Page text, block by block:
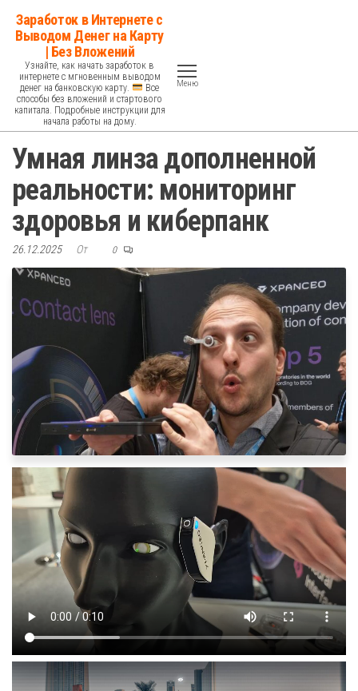
Перейти
содержимому
Заработок в Интернете с
Выводом Денег на Карту
| Без Вложений
Узнайте, как начать заработок в
интернете с мгновенным выводом
денег на банковскую карту.
Все
способы без вложений и стартового
капитала. Подробные инструкции для
начала работы на дому.
Меню
Умная линза дополненной
реальности: мониторинг
здоровья и киберпанк
26.12.2025 От 0